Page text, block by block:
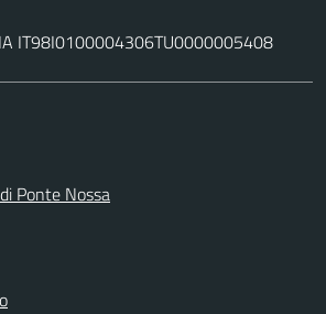
IT98I0100004306TU0000005408
Ponte Nossa